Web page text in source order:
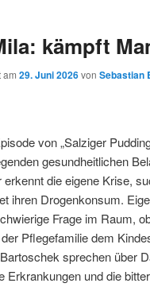
kämpft
am29. Juni 2026 vonSebastian
von „Salziger
gesundheitlichen
erkennt die eigene Krise,
ihren Drogenkonsum.
Frage im Raum,
Pflegefamilie dem
sprechen über
Erkrankungen und die